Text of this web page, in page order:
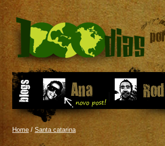
Home / Santa catarina